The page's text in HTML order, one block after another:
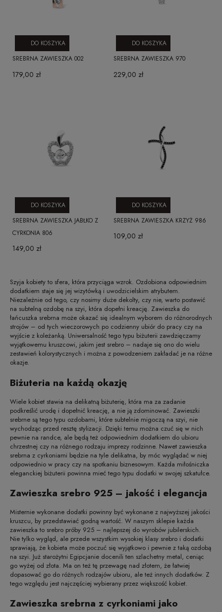
SREBRNA ZAWIESZKA 002
179,00 zł
DO KOSZYKA
SREBRNA ZAWIESZKA 970
229,00 zł
DO KOSZYKA
SREBRNA ZAWIESZKA JABŁKO Z
CYRKONIA 806
149,00 zł
DO KOSZYKA
SREBRNA ZAWIESZKA KRZYŻ 986
109,00 zł
DO KOSZYKA
Szyja kobiety to sfera, która przyciąga wzrok. Ozdobiona odpowiednim
dodatkiem staje się jej wizytówką i uwodzicielskim atrybutem.
Niezależnie od tego, czy nosimy duże dekolty, czy nie, warto postawić
na subtelną ozdobę na szyi, która dopełni kreację. Zawieszka do
łańcuszka srebrna może okazać się idealnym wyborem do różnorodnych
strojów – od tych wieczorowych po codzienny ubiór do pracy czy na
wyjście z koleżanką. Uniwersalność tego typu biżuterii zawdzięczamy
wyjątkowemu kruszcowi, jakim jest srebro – nadaje się ono do wielu
zestawień kolorystycznych i można z powodzeniem zakładać je na różne
okazje.
Biżuteria na każdą okazję
Wiele kobiet stawia na delikatną biżuterię, która ma za zadanie
podkreślić urodę i dopełnić kreację, a nie ją zdominować. Zawieszki
srebrne są tego typu ozdobami, które subtelnie migoczą na szyi, nie
wychodząc przed resztę stylizacji. Dzięki temu można czuć się w nich
pewnie na randce, ale będą też odpowiednim dodatkiem do ubioru
chrzestnej czy na różnego rodzaju imprezy rodzinne. Nawet zawieszka
srebrna z cyrkoniami będzie na tyle delikatna, by móc wyglądać w niej
odpowiednio w pracy czy na spotkaniu biznesowym. Każda miłośniczka
eleganckiej biżuterii powinna mieć tego typu dodatki w swojej szkatułce.
Zawieszka srebro 925 – jakość i elegancja
Misternie wykonane dodatki powinny być wykonane z najwyższej jakości
kruszcu, by przedstawiać godną wartość. W naszym sklepie każda
zawieszka to srebro próby 925 – najlepszej do wyrobów jubilerskich.
Nie tylko wygląd, ale przede wszystkim wysokiej klasy srebro i dodatki
sprawiają, że kobieta może poczuć się wyjątkowo i pewnie z taką ozdobą
na szyi. Już starożytni Egipcjanie docenili ten szlachetny metal, ceniąc
go wyżej od złota. Ma on też tę przewagę nad złotem, że łatwiej
dopasować go do różnych rodzajów ubioru, ale też innych dodatków. Z
tego względu jest najczęściej wybierany przez większość kobiet.
Zawieszka srebrna z cyrkoniami jako